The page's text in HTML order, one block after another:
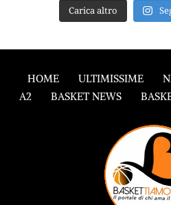
Carica altro
HOME ULTIMISSIME
A2
BASKET NEWS